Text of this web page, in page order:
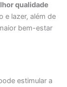
qualidade
e lazer, além de
bem-estar
estimular a